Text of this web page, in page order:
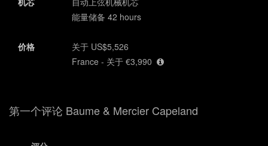
能量储备 42 hours
价格
关于 US$5,526
France - 关于 €3,990
第一个评论 Baume & Mercier Capeland